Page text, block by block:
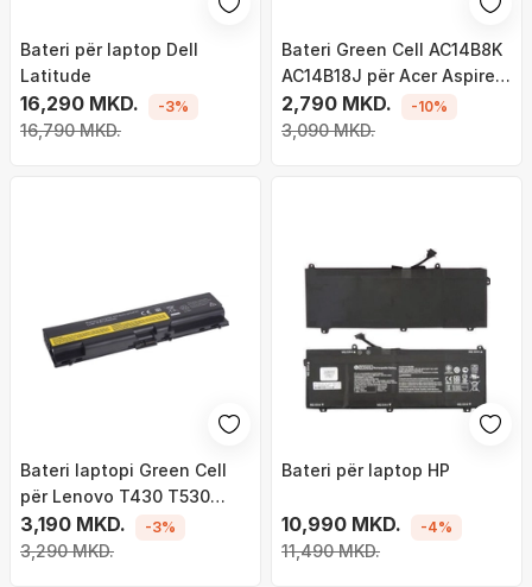
Bateri për laptop Dell
Latitude
16,290 MKD.
16,790 MKD.
-3%
Bateri Green Cell AC14B8K
AC14B18J për Acer Aspire E
11 ES1-111M ES1-131 E 15
ES1-512 Chromebook 11
2,790 MKD.
3,090 MKD.
-10%
Bateri laptopi Green Cell
për Lenovo T430 T530
W530
3,190 MKD.
3,290 MKD.
-3%
Bateri për laptop HP
10,990 MKD.
11,490 MKD.
-4%